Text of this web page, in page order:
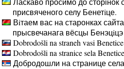
присвяченого селу Бенетiце.
Вiтаем вас на старонках
прысвечанага вёсцы Бенэцiцэ
Dobrodošli na straneh vasi Benetice
Dobrodošli na stranice sela Benetice
Добродошли на странице